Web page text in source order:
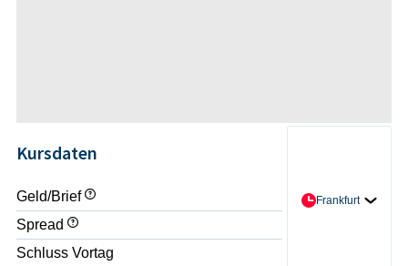
Kursdaten
Frankfurt
Geld/Brief
- / -
Spread
Schluss Vortag